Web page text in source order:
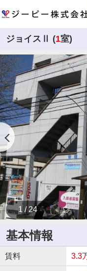
ジョイスⅡ (1室)
1 / 24
基本情報
賃料 3.3